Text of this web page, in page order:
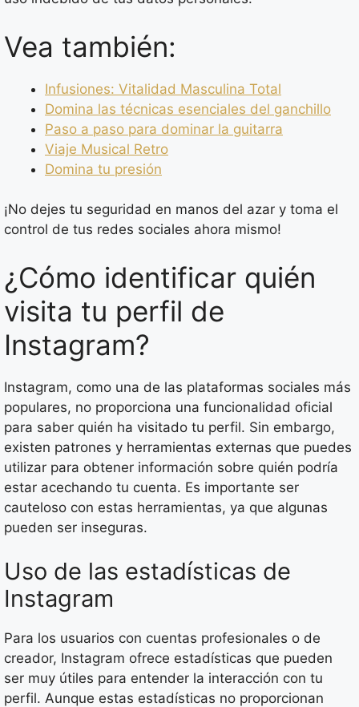
Vea también:
Infusiones: Vitalidad Masculina Total
Domina las técnicas esenciales del ganchillo
Paso a paso para dominar la guitarra
Viaje Musical Retro
Domina tu presión
¡No dejes tu seguridad en manos del azar y toma el
control de tus redes sociales ahora mismo!
¿Cómo identificar quién
visita tu perfil de
Instagram?
Instagram, como una de las plataformas sociales más
populares, no proporciona una funcionalidad oficial
para saber quién ha visitado tu perfil. Sin embargo,
existen patrones y herramientas externas que puedes
utilizar para obtener información sobre quién podría
estar acechando tu cuenta. Es importante ser
cauteloso con estas herramientas, ya que algunas
pueden ser inseguras.
Uso de las estadísticas de
Instagram
Para los usuarios con cuentas profesionales o de
creador, Instagram ofrece estadísticas que pueden
ser muy útiles para entender la interacción con tu
perfil. Aunque estas estadísticas no proporcionan